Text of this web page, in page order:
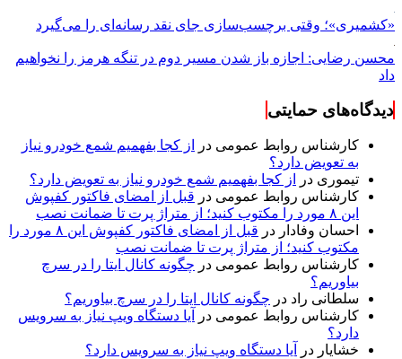
«کشمیری»؛ وقتی برچسب‌سازی جای نقد رسانه‌ای را می‌گیرد
محسن رضایی: اجازه باز شدن مسیر دوم در تنگه هرمز را نخواهیم
داد
دیدگاه‌های حمایتی
کارشناس روابط عمومی در
از کجا بفهمیم شمع خودرو نیاز
به تعویض دارد؟
تیموری در
از کجا بفهمیم شمع خودرو نیاز به تعویض دارد؟
کارشناس روابط عمومی در قبل از امضای فاکتور کفپوش
این ۸ مورد را مکتوب کنید؛ از متراژ پرت تا ضمانت نصب
احسان وفادار در
قبل از امضای فاکتور کفپوش این ۸ مورد را
مکتوب کنید؛ از متراژ پرت تا ضمانت نصب
کارشناس روابط عمومی در چگونه کانال ایتا را در سرچ
بیاوریم؟
سلطانی راد در چگونه کانال ایتا را در سرچ بیاوریم؟
کارشناس روابط عمومی در
آیا دستگاه ویپ نیاز به سرویس
دارد؟
خشایار در آیا دستگاه ویپ نیاز به سرویس دارد؟